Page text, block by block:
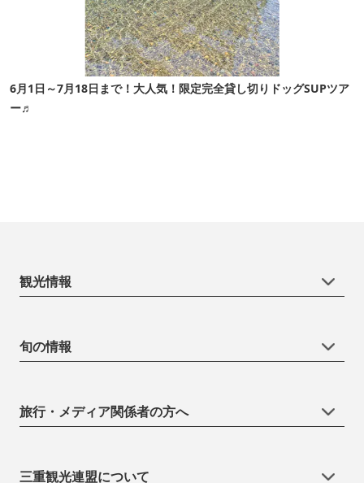
6月1日～7月18日まで！大人気！限定完全貸し切りドッグSUPツア
ー♬
観光情報
旬の情報
旅行・メディア関係者の方へ
三重観光連盟について